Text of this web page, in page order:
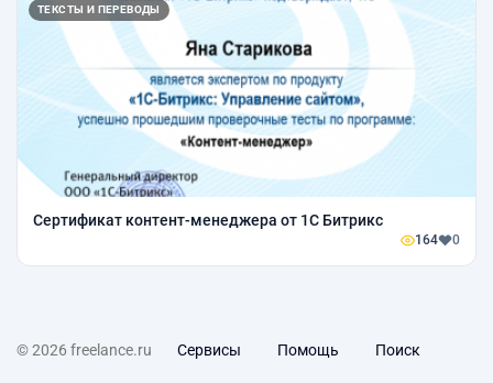
ТЕКСТЫ И ПЕРЕВОДЫ
Сертификат контент-менеджера от 1С Битрикс
164 0
© 2026 freelance.ru Сервисы Помощь Поиск